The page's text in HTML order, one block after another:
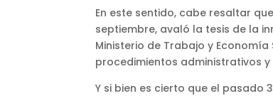
En este sentido, cabe resaltar
septiembre, avaló la tesis de la
Ministerio de Trabajo y
procedimientos administrativos y
Y si bien es cierto que el